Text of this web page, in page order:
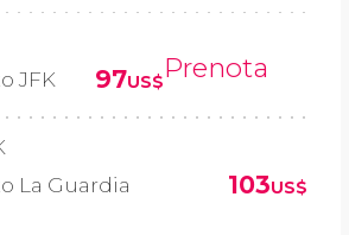
JFK
97US$Prenota
La Guardia
103US$